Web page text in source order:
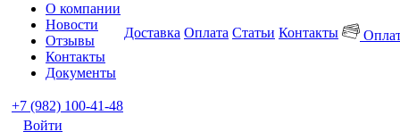
О компании
Новости
Отзывы
Контакты
Документы
Доставка Оплата Статьи Контакты
+7 (982) 100-41-48
Войти